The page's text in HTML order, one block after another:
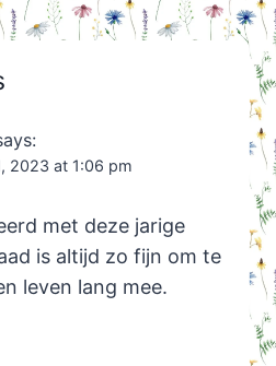
2023 at 1:06 pm
met deze jarige
is altijd zo fijn om te
leven lang mee.